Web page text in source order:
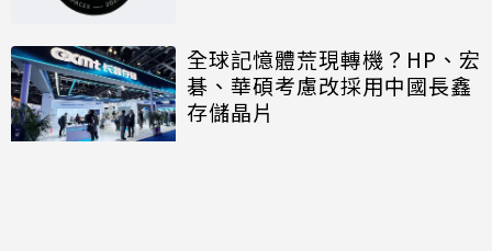
全球記憶體荒現轉機？HP、宏
碁、華碩考慮改採用中國長鑫
存儲晶片